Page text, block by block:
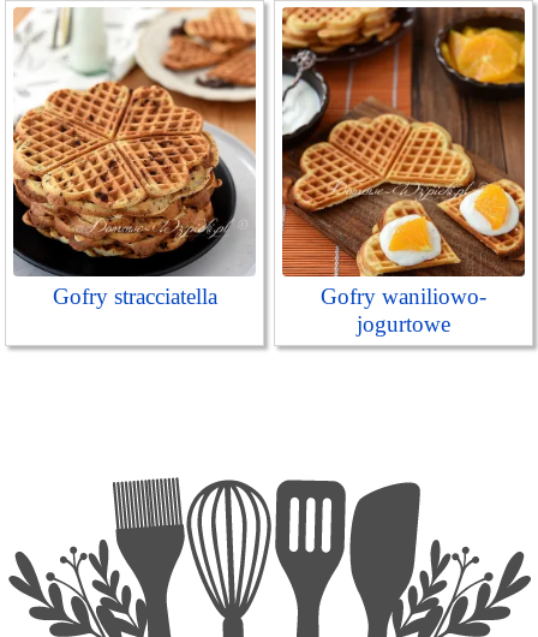
Gofry stracciatella
Gofry waniliowo-
jogurtowe